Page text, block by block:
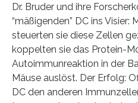
Dr. Bruder und ihre
“mäßigenden” DC ins Visier:
steuerten sie diese Zellen
koppelten sie das Protein-
Autoimmunreaktion in der
Mäuse auslöst. Der Erfolg:
DC den anderen